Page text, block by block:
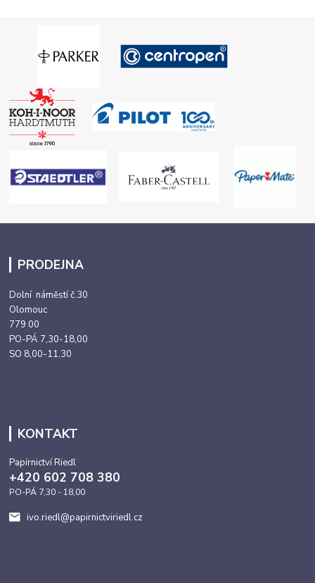
PRODEJNA
Dolní náměstí č.30
Olomouc
779 00
PO-PÁ 7,30-18,00
SO 8,00-11,30
KONTAKT
Papírnictví Riedl
+420 602 708 380
PO-PÁ 7,30 - 18,00
ivo.riedl@papirnictviriedl.cz